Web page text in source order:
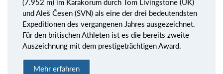
(7.952 m) im Karakorum durch Tom Livingstone (UK)
und Aleš Česen (SVN) als eine der drei bedeutendsten
Expeditionen des vergangenen Jahres ausgezeichnet.
Für den britischen Athleten ist es die bereits zweite
Auszeichnung mit dem prestigeträchtigen Award.
Mehr erfahren